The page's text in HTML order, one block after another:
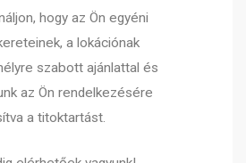
hogy az Ön egyéni
a lokációnak
szabott ajánlattal és
az Ön rendelkezésére
a titoktartást.